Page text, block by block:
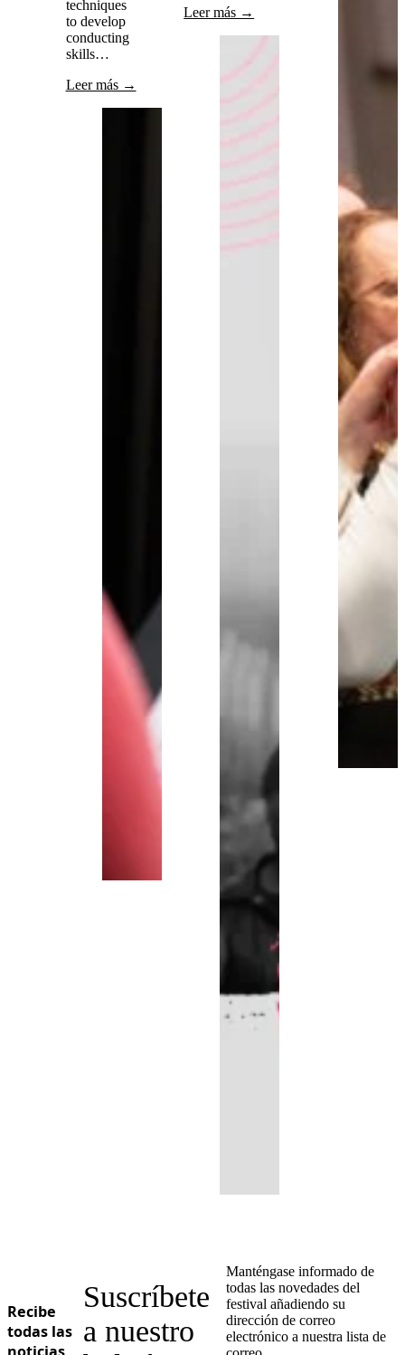
techniques
to develop
conducting
skills…
Leer más →
Leer más →
Recibe
todas las
Suscríbete
a nuestro
Manténgase informado de
todas las novedades del
festival añadiendo su
dirección de correo
electrónico a nuestra lista de